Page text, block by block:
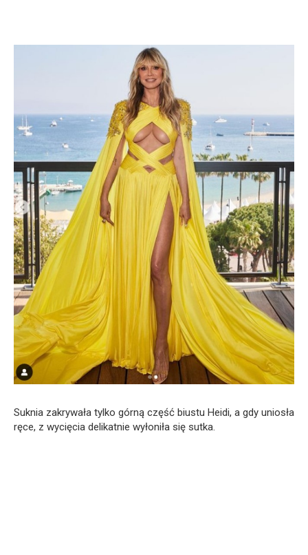
Suknia zakrywała tylko górną część biustu Heidi, a gdy uniosła
ręce, z wycięcia delikatnie wyłoniła się sutka.